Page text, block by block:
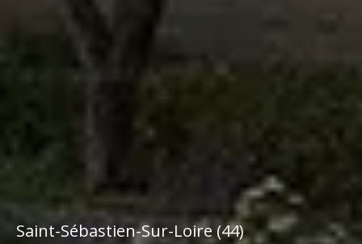
Saint-Sébastien-Sur-Loire (44)